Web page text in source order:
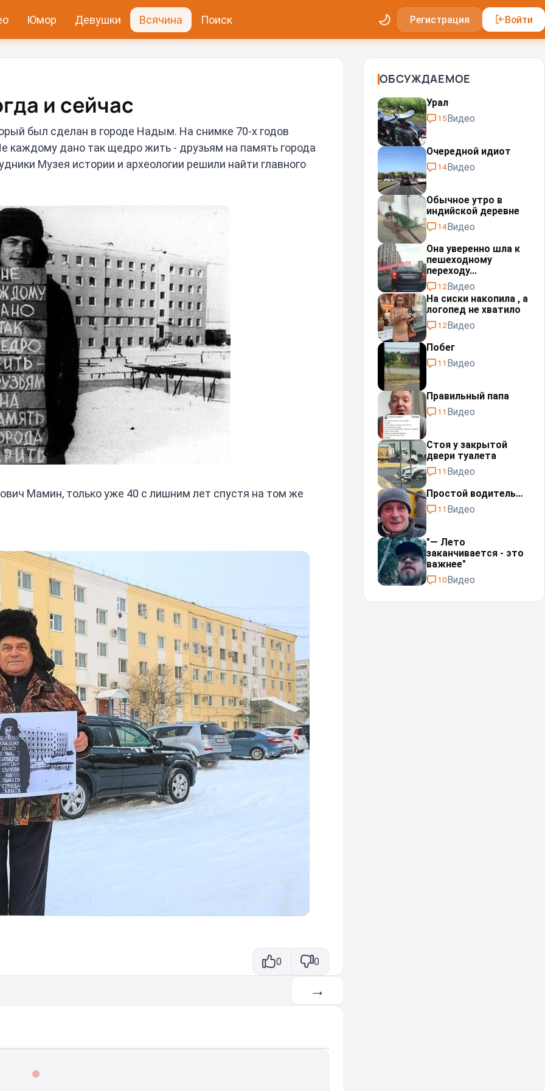
Юмор Девушки Всячина Поиск Регистрация Войти
и сейчас
был сделан в городе Надым. На снимке 70-х годов
каждому дано так щедро жить - друзьям на память города
Музея истории и археологии решили найти главного
Мамин, только уже 40 с лишним лет спустя на том же
0 0
→
ОБСУЖДАЕМОЕ
Урал⁠⁠
15Видео
Очередной идиот
14Видео
Обычное утро в
индийской деревне
14Видео
Она уверенно шла к
пешеходному
переходу...
12Видео
На сиски накопила , а
логопед не хватило
12Видео
Побег
11 Видео
Правильный папа
11 Видео
Стоя у закрытой
двери туалета
11 Видео
Простой водитель…
11 Видео
"— Лето
заканчивается - это
важнее"
10Видео